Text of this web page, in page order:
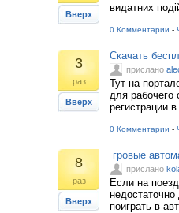
Вверх
видатних
0 Комментарии -
3
раз
Вверх
Скачать
прислано
Тут на
для рабочего
регистрации
0 Комментарии -
8
раз
Вверх
гровые
прислано
Если на
поиграть в